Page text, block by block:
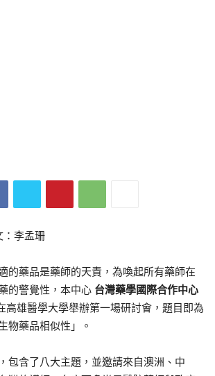
李孟珊
的藥品是藥師的天責，為喚起所有藥師在
的警覺性，本中心 台灣藥學國際合作中心
高雄醫學大學舉辦第一場研討會，題目即為
物藥品相似性」。
包含了八大主題，並邀請來自澳洲、中